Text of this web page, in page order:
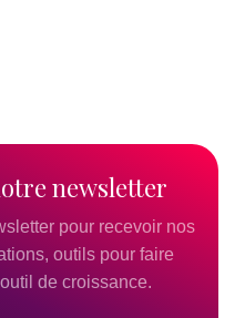
newsletter
pour recevoir nos
outils pour faire
de croissance.